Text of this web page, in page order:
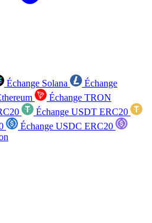
Échange Solana
Échange
Échange TRON
Échange USDT ERC20
Échange USDC ERC20